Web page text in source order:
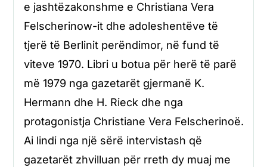
e jashtëzakonshme e Christiana Vera
Felscherinow-it dhe adoleshentëve të
tjerë të Berlinit perëndimor, në fund të
viteve 1970. Libri u botua për herë të parë
më 1979 nga gazetarët gjermanë K.
Hermann dhe H. Rieck dhe nga
protagonistja Christiane Vera Felscherinoë.
Ai lindi nga një sërë intervistash që
gazetarët zhvilluan për rreth dy muaj me